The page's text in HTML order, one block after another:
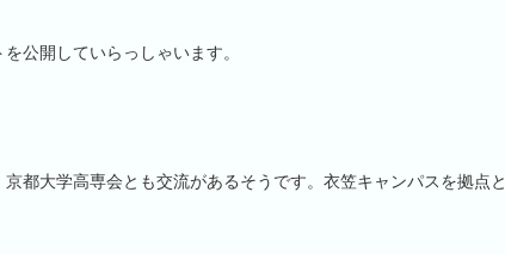
公開していらっしゃいます。
都大学高専会とも交流があるそうです。衣笠キャンパスを拠点と